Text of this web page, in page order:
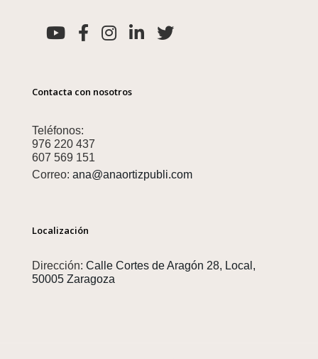
Contacta con nosotros
Teléfonos:
976 220 437
607 569 151
Correo: ana@anaortizpubli.com
Localización
Dirección: Calle Cortes de Aragón 28, Local,
50005 Zaragoza